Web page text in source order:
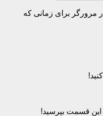
مرورگر برای زمانی که
این قسمت بپرسید!